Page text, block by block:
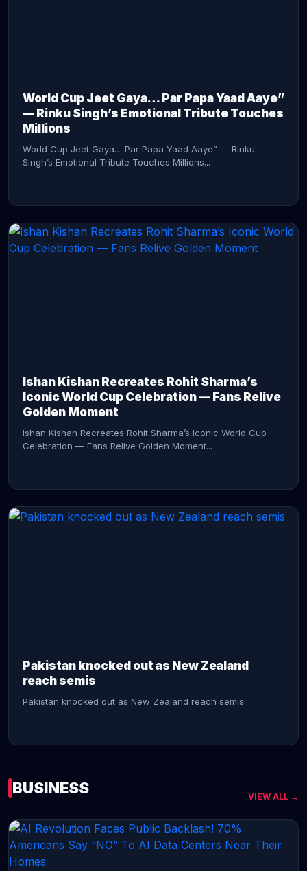
World Cup Jeet Gaya… Par Papa Yaad Aaye”
— Rinku Singh’s Emotional Tribute Touches
Millions
World Cup Jeet Gaya… Par Papa Yaad Aaye” — Rinku
Singh’s Emotional Tribute Touches Millions...
Ishan Kishan Recreates Rohit Sharma’s
Iconic World Cup Celebration — Fans Relive
Golden Moment
Ishan Kishan Recreates Rohit Sharma’s Iconic World Cup
Celebration — Fans Relive Golden Moment...
Pakistan knocked out as New Zealand
reach semis
Pakistan knocked out as New Zealand reach semis...
CONTINUE READING →
BUSINESS VIEW ALL →